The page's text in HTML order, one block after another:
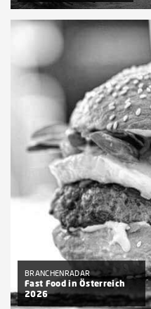
BRANCHENRADAR
Fast Food in Österreich
2026
ab € 6.590,-
ab € 2.770,-